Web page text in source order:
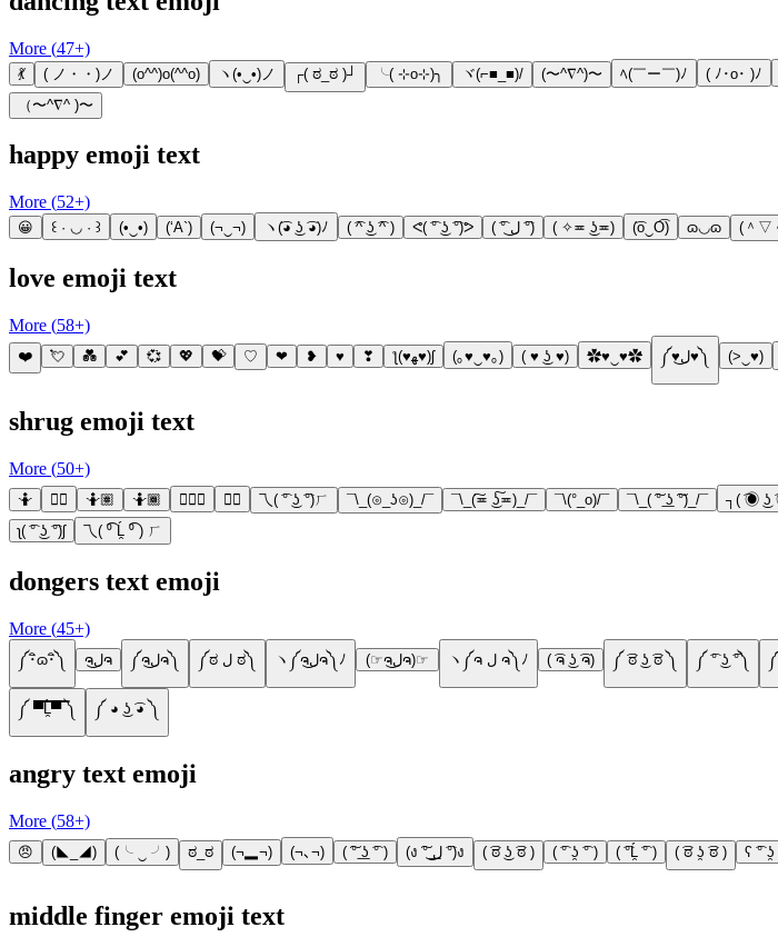
More (47+)
💃 ( ノ・・)ノ (o^^)o(^^o) ヽ(•‿•)ノ ┌( ಠ_ಠ )┘ ╰( ⊹o⊹)╮ ヾ(⌐■_■)/ (〜^∇^)〜 ﾍ(￣ー￣)ﾉ ( ﾉ･o･ )ﾉ
（〜^∇^ )〜
happy emoji text
More (52+)
😀 ꒰ · ◡ · ꒱ (•‿•) (‘A`) (¬‿¬) ヽ(͡◕ ͜ʖ ͡◕)ﾉ ( ͡^ ͜ʖ ͡^ ) ᕙ( ͡° ͜ʖ ͡°)ᕗ ( ͡° ل͜ ͡°) ( ✧≖ ͜ʖ≖) (͡o‿O͡) ɷ◡ɷ (＾▽
love emoji text
More (58+)
❤️ 💘 💑 💕 💞 💖 💝 ♡ ❤ ❥ ♥ ❣ ƪ(♥ﻬ♥)ʃ (｡♥‿♥｡) ( ♥ ͜ʖ ♥) ✿♥‿♥✿ ༼♥ل͜♥༽ (>‿♥)
shrug emoji text
More (50+)
🤷 🤷‍♀️ 🤷🏽 🤷🏾 🤷🏾‍♀️ 🤷‍♂️ 乁( ͡° ͜ʖ ͡°)ㄏ ¯\_(⊙_ʖ⊙)_/¯ ¯\_(͠≖ ͜ʖ͠≖)_/¯ ¯\(°_o)/¯ ¯\_( ͠° ͟ʖ ͠°)_/¯ ┐( ͡◉ ͜ʖ
ʅ( ͡° ͜ʖ ͡°)ʃ
乁( ⁰͡ Ĺ̯ ⁰͡ ) ㄏ
dongers text emoji
More (45+)
༼･ิɷ･ิ༽ ຈل͜ຈ ༼ຈل͜ຈ༽ ༼ಠ ل ಠ༽ ヽ༼ຈل͜ຈ༽ﾉ (☞ຈل͜ຈ)☞ ヽ༼ຈ ل ຈ༽ﾉ ( ͡ຈ ͜ʖ ͡ຈ) ༼ ͡ಠ ͜ʖ ͡ಠ ༽ ༼ ͡° ͜ʖ ͡°༽
༼ ▀̿̿Ĺ̯̿̿▀̿ ̿༽ ༼ ◕ ͜ʖ ͡◕ ༽
angry text emoji
More (58+)
😠 (◣_◢) (╰ ‿ ╯) ಠ_ಠ (¬▂¬) (¬､¬) ( ͠° ͟ʖ ͡° ) (ง ͠° ͟ل͜ ͡°)ง ( ͡ಠ ͜ʖ ͡ಠ ) ( ͡° ʖ̯ ͡° ) ( ͡°Ĺ̯ ͡° ) ( ͡ಠ ʖ̯ ͡ಠ ) ʕ ͡° ʖ̯
middle finger emoji text